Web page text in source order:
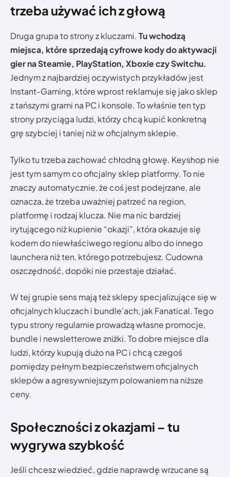
trzeba używać ich z głową
Druga grupa to strony z kluczami. Tu wchodzą
miejsca, które sprzedają cyfrowe kody do aktywacji
gier na Steamie, PlayStation, Xboxie czy Switchu.
Jednym z najbardziej oczywistych przykładów jest
Instant-Gaming, które wprost reklamuje się jako sklep
z tańszymi grami na PC i konsole. To właśnie ten typ
strony przyciąga ludzi, którzy chcą kupić konkretną
grę szybciej i taniej niż w oficjalnym sklepie.
Tylko tu trzeba zachować chłodną głowę. Keyshop nie
jest tym samym co oficjalny sklep platformy. To nie
znaczy automatycznie, że coś jest podejrzane, ale
oznacza, że trzeba uważniej patrzeć na region,
platformę i rodzaj klucza. Nie ma nic bardziej
irytującego niż kupienie “okazji”, która okazuje się
kodem do niewłaściwego regionu albo do innego
launchera niż ten, którego potrzebujesz. Cudowna
oszczędność, dopóki nie przestaje działać.
W tej grupie sens mają też sklepy specjalizujące się w
oficjalnych kluczach i bundle’ach, jak Fanatical. Tego
typu strony regularnie prowadzą własne promocje,
bundle i newsletterowe zniżki. To dobre miejsce dla
ludzi, którzy kupują dużo na PC i chcą czegoś
pomiędzy pełnym bezpieczeństwem oficjalnych
sklepów a agresywniejszym polowaniem na niższe
ceny.
Społeczności z okazjami – tu
wygrywa szybkość
Jeśli chcesz wiedzieć, gdzie naprawdę wrzucane są